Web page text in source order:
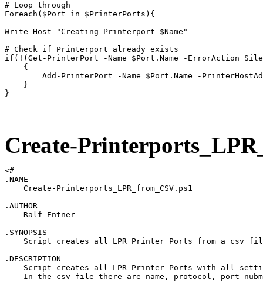
# Loop through
Foreach($Port in $PrinterPorts){
Write-Host "Creating Printerport $Name"
# Check if Printerport already exists
if(!(Get-PrinterPort -Name $Port.Name -ErrorAction
    {
Add-PrinterPort -Name $Port.Name -
    }
}
Create-
<#
.NAME
    Create-Printerports_LPR_from_CSV.ps1
.AUTHOR
    Ralf Entner
.SYNOPSIS
Script creates all LPR Printer Ports from a csv
.DESCRIPTION
Script creates all LPR Printer Ports with all
In the csv file there are name, protocol, port